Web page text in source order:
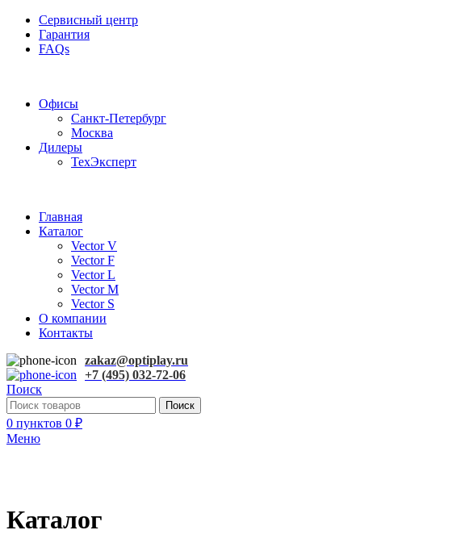
Сервисный центр
Гарантия
FAQs
Офисы
Санкт-Петербург
Москва
Дилеры
ТехЭксперт
Главная
Каталог
Vector V
Vector F
Vector L
Vector M
Vector S
О компании
Контакты
zakaz@optiplay.ru
+7 (495) 032-72-06
Поиск
Поиск
0 пунктов 0 ₽
Меню
Каталог